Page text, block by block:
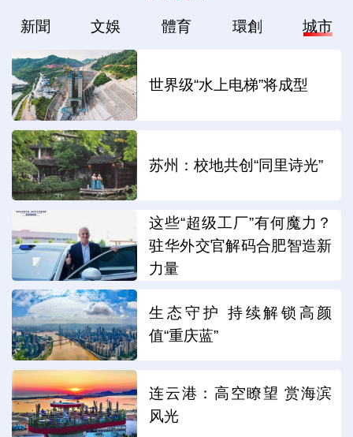
新聞 文娛 體育 環創 城市
世界级“水上电梯”将成型
苏州：校地共创“同里诗光”
这些“超级工厂”有何魔力？
驻华外交官解码合肥智造新
力量
生态守护 持续解锁高颜
值“重庆蓝”
连云港：高空瞭望 赏海滨
风光